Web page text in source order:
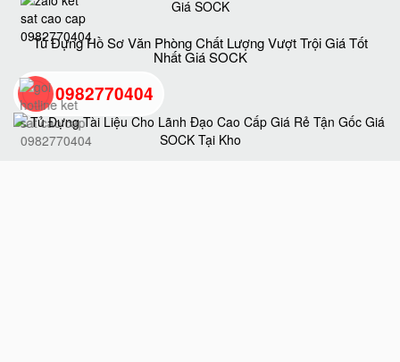
Tủ Đựng Hồ Sơ Văn Phòng Chất Lượng Vượt Trội Giá Tốt
Nhất Giá SOCK
0982770404